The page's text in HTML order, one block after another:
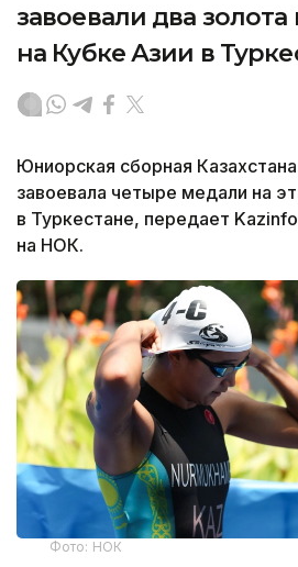
завоевали два
на Кубке Азии в
Юниорская сборная
завоевала четыре медали на
в Туркестане, передает
на НОК.
Фото: НОК